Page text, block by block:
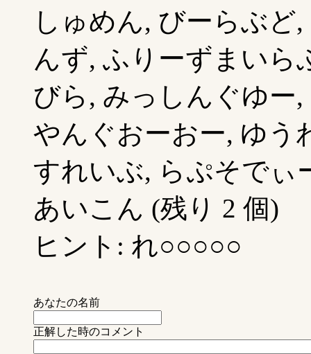
しゅめん, びーらぶ
んず, ふりーずまいら
びら, みっしんぐゆー
やんぐおーおー, ゆう
すれいぶ, らぷそでぃ
あいこん (残り 2 個)
ヒント: れ○○○○○
あなたの名前
正解した時のコメント